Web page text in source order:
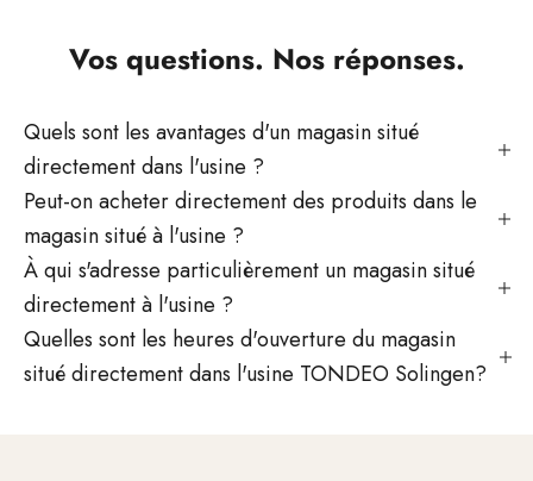
Vos questions. Nos réponses.
Quels sont les avantages d'un magasin situé
directement dans l'usine ?
Peut-on acheter directement des produits dans le
magasin situé à l'usine ?
À qui s'adresse particulièrement un magasin situé
directement à l'usine ?
Quelles sont les heures d'ouverture du magasin
situé directement dans l'usine TONDEO Solingen?
Vous souhaitez nous rendre visite ?
Découvrez TONDEO où nos produits sont fabriqués. Que